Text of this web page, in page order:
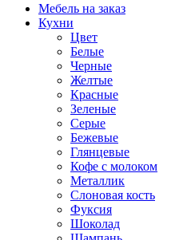
Мебель на заказ
Кухни
Цвет
Белые
Черные
Желтые
Красные
Зеленые
Серые
Бежевые
Глянцевые
Кофе с молоком
Металлик
Слоновая кость
Фуксия
Шоколад